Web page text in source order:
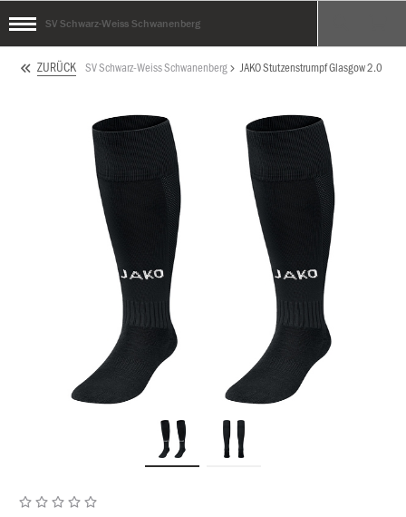
SV Schwarz-Weiss Schwanenberg
ZURÜCK SV Schwarz-Weiss Schwanenberg JAKO Stutzenstrumpf Glasgow 2.0